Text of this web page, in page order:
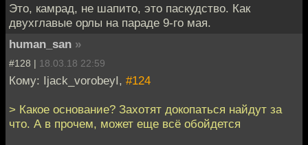
Это, камрад, не шапито, это паскудство. Как
двухглавые орлы на параде 9-го мая.
human_san »
#128 | 18.03.18 22:59
Кому: Ijack_vorobeyI, #124
> Какое основание? Захотят докопаться найдут за
что. А в прочем, может еще всё обойдется